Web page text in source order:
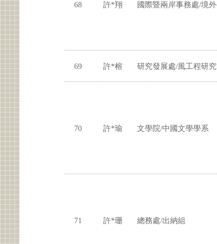
68 許*翔 國際暨兩岸事務處/境
69 許*榕 研究發展處/風工程研
70 許*瑜 文學院/中國文學學系
71 許*珊 總務處/出納組